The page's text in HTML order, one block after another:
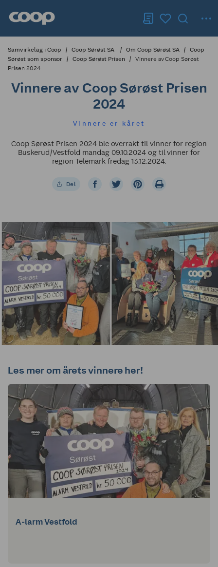
Samvirkelag i Coop Coop Sørøst SA Om Coop Sørøst SA
Coop
Sørøst som sponsor
Coop Sørøst Prisen
Vinnere av Coop Sørøst
Prisen 2024
Vinnere av Coop Sørøst Prisen
2024
Vinnere er kåret
Coop Sørøst Prisen 2024 ble overrakt til vinner for region
Buskerud/Vestfold mandag 09.10.2024 og til vinner for
region Telemark fredag 13.12.2024.
Del
Les mer om årets vinnere her!
A-larm Vestfold